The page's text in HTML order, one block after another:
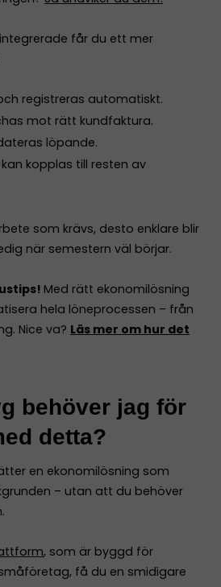
får du ett mer
registreras automatiskt.
mot rätt kundfaktura.
löpande.
kopplas till resten av
som krävs, desto enklare blir
när semestern väl börjar.
Med rätt ekonomilösning
hela löneprocessen – från
Nice va? Läs mer om hur det
behöver jag för
detta?
en ekonomilösning som
– utan att du behöver
, som är byggd för
få du en smidigare